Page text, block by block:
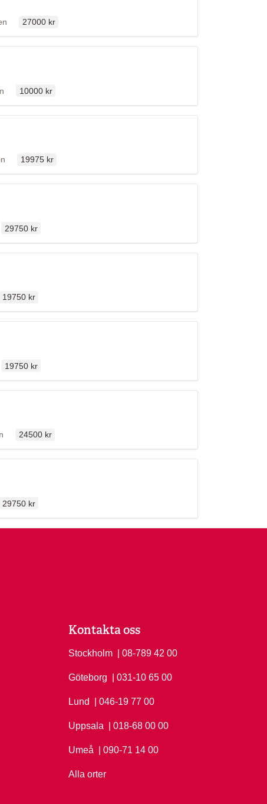
27000 kr
10000 kr
19975 kr
29750 kr
19750 kr
19750 kr
24500 kr
29750 kr
Kontakta oss
Stockholm Ring Stockholm på
| 08-789 42 00
Göteborg Ring Göteborg på
| 031-10 65 00
Lund Ring Lund på
| 046-19 77 00
Uppsala Ring Uppsala på
| 018-68 00 00
Umeå Ring Umeå på
| 090-71 14 00
Alla orter